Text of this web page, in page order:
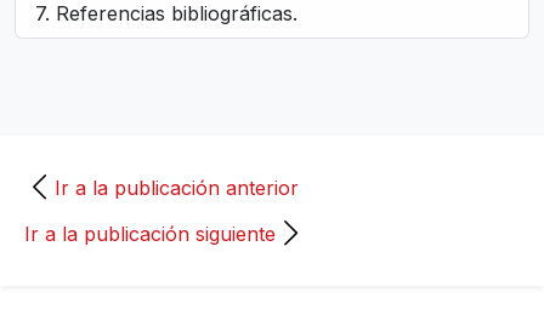
Referencias bibliográficas.
Ir a la publicación anterior
Ir a la publicación siguiente